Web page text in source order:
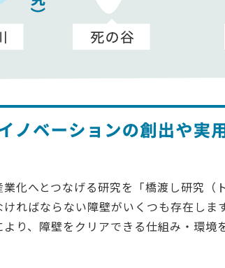
化へとつなげる研究を「橋渡し研究
ればならない障壁がいくつも存在し
り、障壁をクリアできる仕組み・環